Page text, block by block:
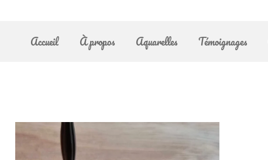
Accueil À propos Aquarelles Témoignages